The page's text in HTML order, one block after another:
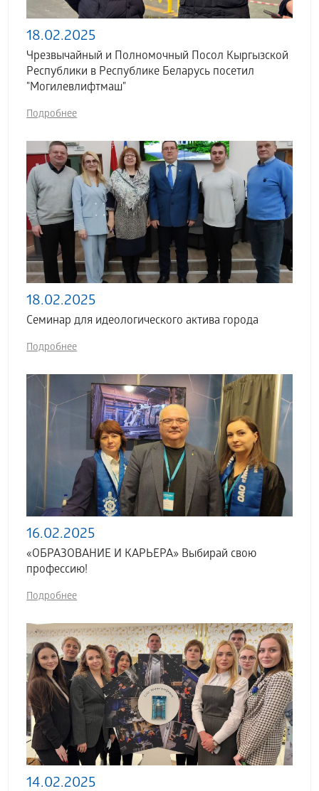
18.02.2025
Чрезвычайный и Полномочный Посол Кыргызской
Республики в Республике Беларусь посетил
"Могилевлифтмаш"
Подробнее
18.02.2025
Семинар для идеологического актива города
Подробнее
16.02.2025
«ОБРАЗОВАНИЕ И КАРЬЕРА» Выбирай свою
профессию!
Подробнее
14.02.2025